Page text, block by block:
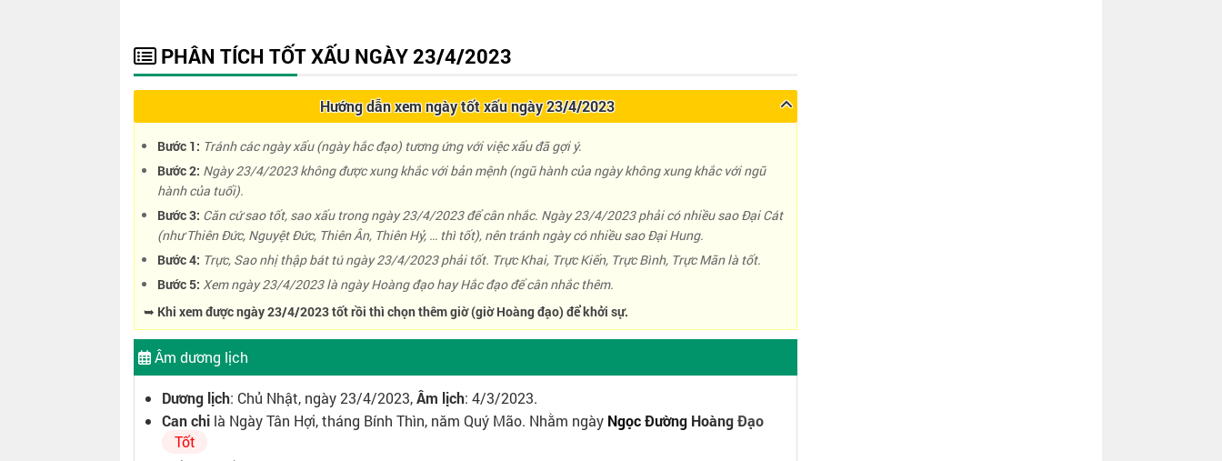
PHÂN TÍCH TỐT XẤU NGÀY 23/4/2023
Hướng dẫn xem ngày tốt xấu ngày 23/4/2023
Bước 1: Tránh các ngày xấu (ngày hắc đạo) tương ứng với việc xấu đã gợi ý.
Bước 2: Ngày 23/4/2023 không được xung khắc với bản mệnh (ngũ hành của ngày không xung khắc với ngũ
hành của tuổi).
Bước 3: Căn cứ sao tốt, sao xấu trong ngày 23/4/2023 để cân nhắc. Ngày 23/4/2023 phải có nhiều sao Đại Cát
(như Thiên Đức, Nguyệt Đức, Thiên Ân, Thiên Hỷ, … thì tốt), nên tránh ngày có nhiều sao Đại Hung.
Bước 4: Trực, Sao nhị thập bát tú ngày 23/4/2023 phải tốt. Trực Khai, Trực Kiến, Trực Bình, Trực Mãn là tốt.
Bước 5: Xem ngày 23/4/2023 là ngày Hoàng đạo hay Hắc đạo để cân nhắc thêm.
➥ Khi xem được ngày 23/4/2023 tốt rồi thì chọn thêm giờ (giờ Hoàng đạo) để khởi sự.
Âm dương lịch
Dương lịch: Chủ Nhật, ngày 23/4/2023,Âm lịch: 4/3/2023.
Can chi là Ngày Tân Hợi, tháng Bính Thìn, năm Quý Mão. Nhằm ngày Ngọc Đường Hoàng Đạo
Tốt